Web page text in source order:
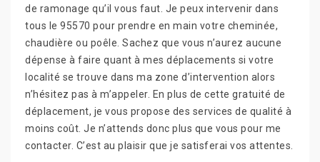
de ramonage qu’il vous faut. Je peux intervenir dans
tous le 95570 pour prendre en main votre cheminée,
chaudière ou poêle. Sachez que vous n’aurez aucune
dépense à faire quant à mes déplacements si votre
localité se trouve dans ma zone d’intervention alors
n’hésitez pas à m’appeler. En plus de cette gratuité de
déplacement, je vous propose des services de qualité à
moins coût. Je n’attends donc plus que vous pour me
contacter. C’est au plaisir que je satisferai vos attentes.